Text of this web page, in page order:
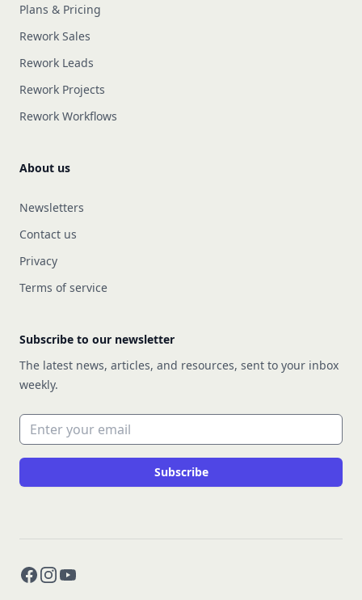
Plans & Pricing
Rework Sales
Rework Leads
Rework Projects
Rework Workflows
About us
Newsletters
Contact us
Privacy
Terms of service
Subscribe to our newsletter
The latest news, articles, and resources, sent to your inbox
weekly.
Email address
Subscribe
Facebook
Instagram
YouTube